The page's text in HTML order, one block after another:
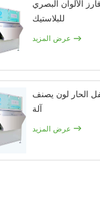
فارز الألوان البصري
للبلاستيك
عرض المزيد
الحار لون يصنف
آلة
عرض المزيد